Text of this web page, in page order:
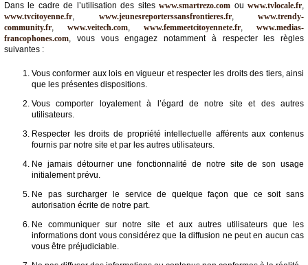
Dans le cadre de l’utilisation des siteswww.smartrezo.com ouwww.tvlocale.fr,
www.tvcitoyenne.fr, www.jeunesreporterssansfrontieres.fr, www.trendy-
community.fr, www.veitech.com, www.femmeetcitoyennete.fr, www.medias-
francophones.com, vous vous engagez notamment à respecter les règles
suivantes :
Vous conformer aux lois en vigueur et respecter les droits des tiers, ainsi
que les présentes dispositions.
Vous comporter loyalement à l’égard de notre site et des autres
utilisateurs.
Respecter les droits de propriété intellectuelle afférents aux contenus
fournis par notre site et par les autres utilisateurs.
Ne jamais détourner une fonctionnalité de notre site de son usage
initialement prévu.
Ne pas surcharger le service de quelque façon que ce soit sans
autorisation écrite de notre part.
Ne communiquer sur notre site et aux autres utilisateurs que les
informations dont vous considérez que la diffusion ne peut en aucun cas
vous être préjudiciable.